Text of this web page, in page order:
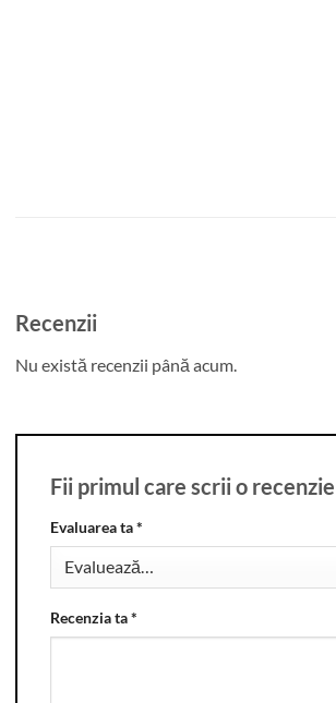
Recenzii
Nu există recenzii până acum.
Fii primul care scrii o
Evaluarea ta*
Recenzia ta*